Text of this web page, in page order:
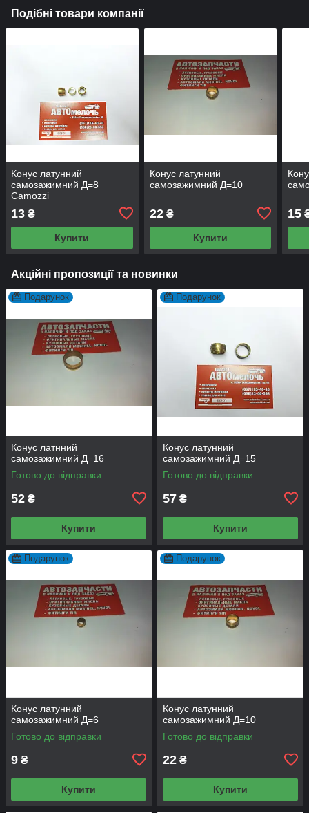
Подібні товари компанії
Конус латунний
самозажимний Д=8
Camozzi
13 ₴
Купити
Конус латунний
самозажимний Д=10
22₴
Купити
15
Акційні пропозиції та новинки
Подарунок
Конус латнний
самозажимний Д=16
Готово до відправки
52 ₴
Купити
Подарунок
Конус латунний
самозажимний Д=15
Готово до відправки
57 ₴
Купити
Подарунок
Конус латунний
самозажимний Д=6
Готово до відправки
9 ₴
Купити
Подарунок
Конус латунний
самозажимний Д=10
Готово до відправки
22 ₴
Купити